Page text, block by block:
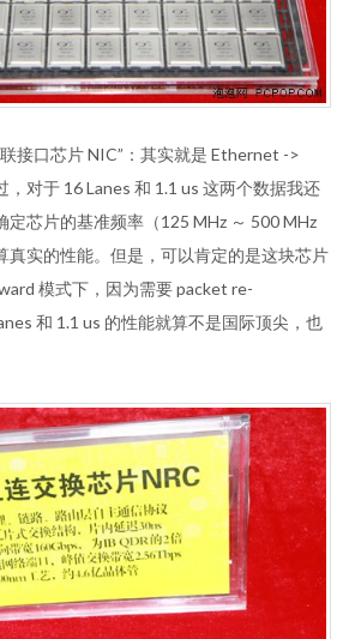
接口芯片 NIC”：其实就是 Ethernet ->
，对于 16 Lanes 和 1.1 us 这两个数据我还
定芯片的基准频率（125 MHz ～ 500 MHz
真实的性能。但是，可以肯定的是这块芯片
模式下，因为需要 packet re-
和 1.1 us 的性能就算不是国际顶尖，也